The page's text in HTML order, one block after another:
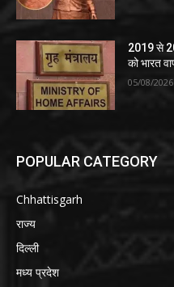
2019 से
को भारत
05/08/2026
POPULAR CATEGORY
Chhattisgarh
राज्य
दिल्ली
मध्य प्रदेश